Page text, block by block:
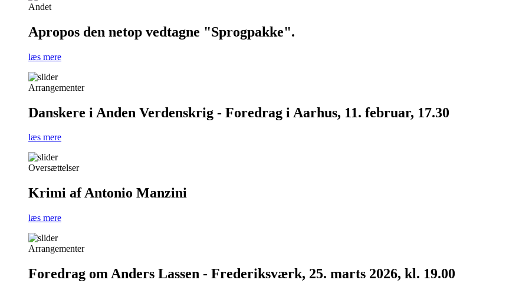
Andet
Apropos den netop vedtagne "Sprogpakke".
læs mere
Arrangementer
Danskere i Anden Verdenskrig - Foredrag i Aarhus, 11. februar, 17.30
læs mere
Oversættelser
Krimi af Antonio Manzini
læs mere
Arrangementer
Foredrag om Anders Lassen - Frederiksværk, 25. marts 2026, kl. 19.00